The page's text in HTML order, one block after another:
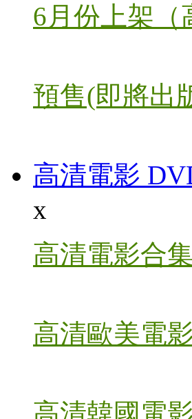
6月份上架（
預售(即將出
高清電影
x
高清電影合
高清歐美電
高清韓國電